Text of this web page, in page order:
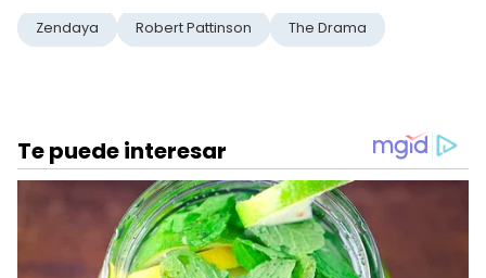
Zendaya Robert Pattinson The Drama